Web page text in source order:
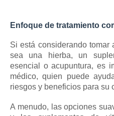
Enfoque de tratamiento
Si está considerando tomar
sea una hierba, un
esencial o acupuntura, es
médico, quien puede
riesgos y beneficios para su
A menudo, las opciones